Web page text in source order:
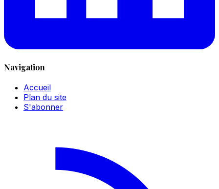
Navigation
Accueil
Plan du site
S'abonner